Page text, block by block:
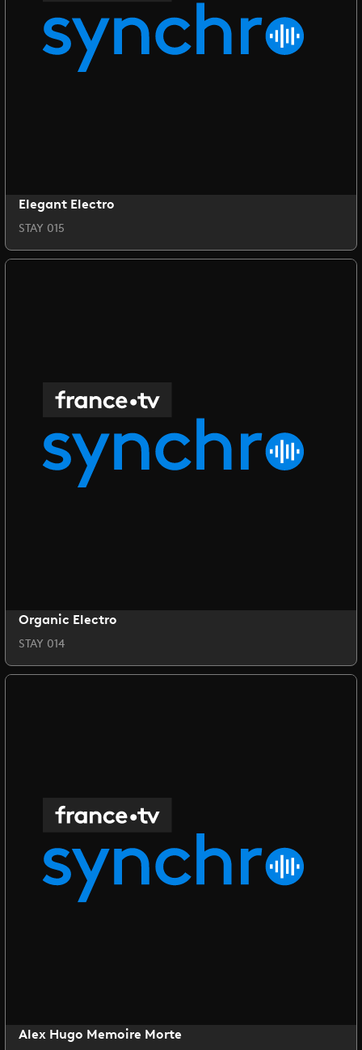
Elegant Electro
STAY 015
Organic Electro
STAY 014
Alex Hugo Memoire Morte